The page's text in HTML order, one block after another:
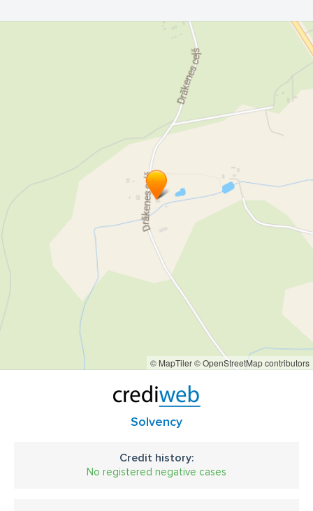
© MapTiler© OpenStreetMap contributors
Solvency
Credit history:
No registered negative cases